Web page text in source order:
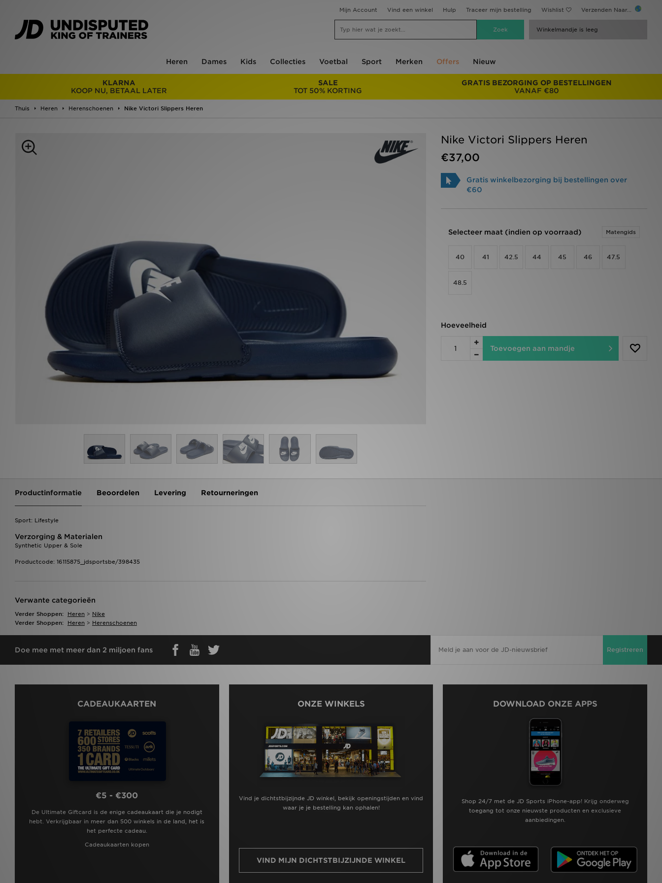
Mijn Account Vind een winkel Hulp Traceer mijn bestelling Wishlist Verzenden Naar...
Winkelmandje is leeg
Heren Dames Kids Collecties Voetbal Sport Merken Offers Nieuw
KLARNA
KOOP NU, BETAAL LATER
SALE
TOT 50% KORTING
GRATIS BEZORGING OP BESTELLINGEN
VANAF €80
Thuis Heren Herenschoenen Nike Victori Slippers Heren
Nike Victori Slippers Heren
€37,00
Gratis winkelbezorging bij bestellingen over
€60
Selecteer maat (indien op voorraad) Matengids
40 41 42.5 44 45 46 47.5
48.5
Hoeveelheid
Toevoegen aan mandje
Productinformatie Beoordelen Levering Retourneringen
Sport: Lifestyle
Verzorging & Materialen
Synthetic Upper & Sole
Productcode: 16115875_jdsportsbe/398435
Verwante categorieën
Verder Shoppen: Heren > Nike
Verder Shoppen:
Heren > Herenschoenen
Doe mee met meer dan 2 miljoen fans Registreren
CADEAUKAARTEN
€5 - €300
De Ultimate Giftcard is de enige cadeaukaart die je nodigt
hebt. Verkrijgbaar in meer dan 500 winkels in de land, het is
het perfecte cadeau.
Cadeaukaarten kopen
ONZE WINKELS
Vind je dichtstbijzijnde JD winkel, bekijk openingstijden en vind
waar je je bestelling kan ophalen!
VIND MIJN DICHTSTBIJZIJNDE WINKEL
DOWNLOAD ONZE APPS
Shop 24/7 met de JD Sports iPhone-app! Krijg onderweg
toegang tot onze nieuwste producten en exclusieve
aanbiedingen.